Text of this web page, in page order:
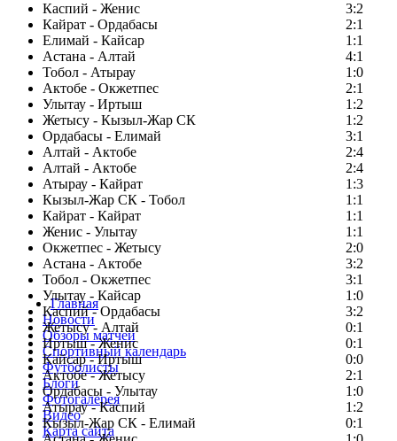
Каспий - Женис
3:2
Кайрат - Ордабасы
2:1
Елимай - Кайсар
1:1
Астана - Алтай
4:1
Тобол - Атырау
1:0
Актобе - Окжетпес
2:1
Улытау - Иртыш
1:2
Жетысу - Кызыл-Жар СК
1:2
Ордабасы - Елимай
3:1
Алтай - Актобе
2:4
Алтай - Актобе
2:4
Атырау - Кайрат
1:3
Кызыл-Жар СК - Тобол
1:1
Кайрат - Кайрат
1:1
Женис - Улытау
1:1
Окжетпес - Жетысу
2:0
Астана - Актобе
3:2
Тобол - Окжетпес
3:1
Улытау - Кайсар
1:0
Каспий - Ордабасы
3:2
Жетысу - Алтай
0:1
Иртыш - Женис
0:1
Кайсар - Иртыш
0:0
Актобе - Жетысу
2:1
Ордабасы - Улытау
1:0
Атырау - Каспий
1:2
Кызыл-Жар СК - Елимай
0:1
Главная
Новости
Обзоры матчей
Спортивный календарь
Футболисты
Блоги
Фотогалерея
Видео
Карта сайта